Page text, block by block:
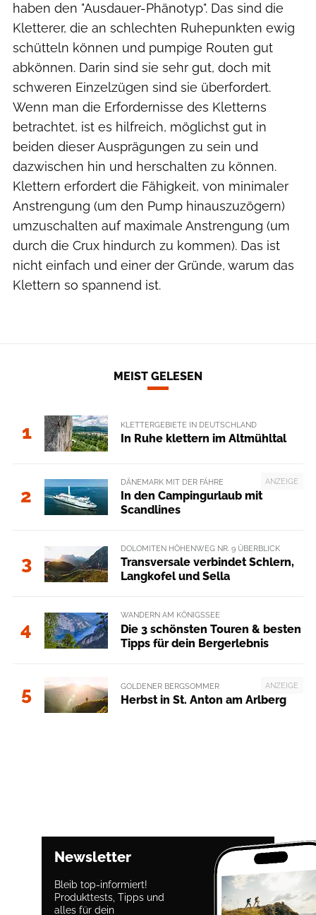
haben den "Ausdauer-Phänotyp". Das sind die
Kletterer, die an schlechten Ruhepunkten ewig
schütteln können und pumpige Routen gut
abkönnen. Darin sind sie sehr gut, doch mit
schweren Einzelzügen sind sie überfordert.
Wenn man die Erfordernisse des Kletterns
betrachtet, ist es hilfreich, möglichst gut in
beiden dieser Ausprägungen zu sein und
dazwischen hin und herschalten zu können.
Klettern erfordert die Fähigkeit, von minimaler
Anstrengung (um den Pump hinauszuzögern)
umzuschalten auf maximale Anstrengung (um
durch die Crux hindurch zu kommen). Das ist
nicht einfach und einer der Gründe, warum das
Klettern so spannend ist.
MEIST GELESEN
1 KLETTERGEBIETE IN DEUTSCHLAND
In Ruhe klettern im Altmühltal
2
ANZEIGE
DÄNEMARK MIT DER FÄHRE
In den Campingurlaub mit
Scandlines
3
DOLOMITEN HÖHENWEG NR. 9 ÜBERBLICK
Transversale verbindet Schlern,
Langkofel und Sella
4
WANDERN AM KÖNIGSSEE
Die 3 schönsten Touren & besten
Tipps für dein Bergerlebnis
5 ANZEIGE
GOLDENER BERGSOMMER
Herbst in St. Anton am Arlberg
Newsletter
Bleib top-informiert!
Produkttests, Tipps und
alles für dein